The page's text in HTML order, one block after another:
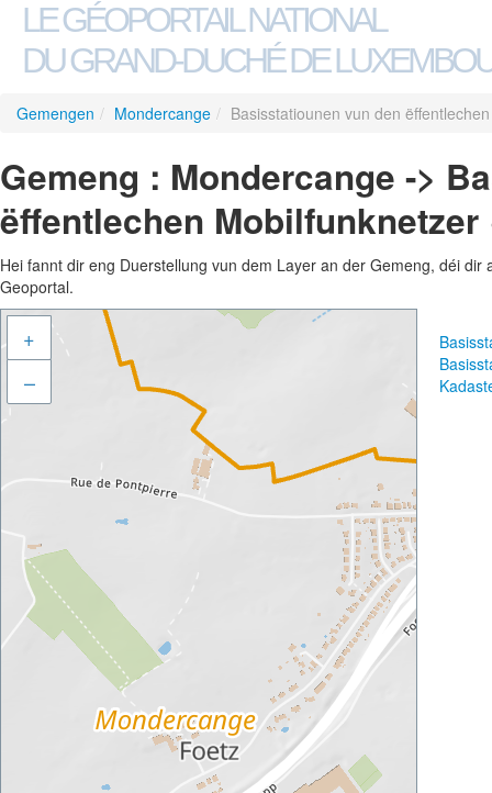
LE GÉOPORTAIL NATIONAL
DU GRAND-DUCHÉ DE
Gemengen / Mondercange / Basisstatiounen vun den
Gemeng : Mondercange ->
ëffentlechen Mobilfunknetzer
Hei fannt dir eng Duerstellung vun dem Layer an der Gemeng, déi
Geoportal.
+
–